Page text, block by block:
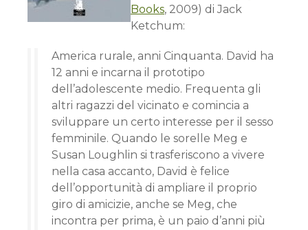
Books, 2009) di Jack
Ketchum:
America rurale, anni Cinquanta. David ha
12 anni e incarna il prototipo
dell’adolescente medio. Frequenta gli
altri ragazzi del vicinato e comincia a
sviluppare un certo interesse per il sesso
femminile. Quando le sorelle Meg e
Susan Loughlin si trasferiscono a vivere
nella casa accanto, David è felice
dell’opportunità di ampliare il proprio
giro di amicizie, anche se Meg, che
incontra per prima, è un paio d’anni più